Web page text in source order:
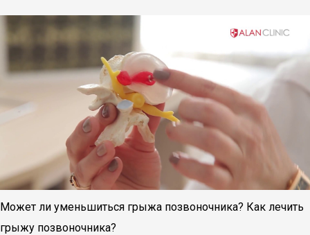
Может ли уменьшиться грыжа позвоночника? Как лечить
грыжу позвоночника?